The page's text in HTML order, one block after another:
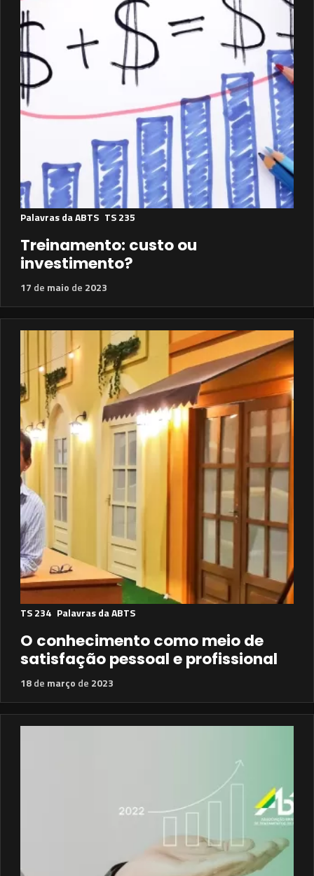
Palavras da ABTS TS 235
Treinamento: custo ou
investimento?
17 de maio de 2023
TS 234 Palavras da ABTS
O conhecimento como meio de
satisfação pessoal e profissional
18de março de 2023